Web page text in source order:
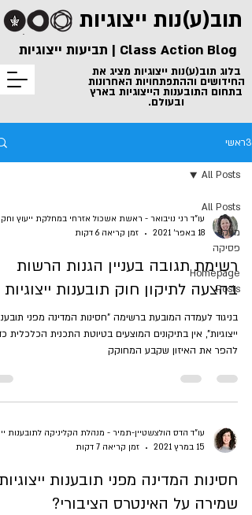
תוב(ע)נות ייצוגיות
בלוג תוב(ע)נות ייצוגיות מציג את
החידושים וההתפתחויות האחרונות
בתחום התובענות הייצוגיות בארץ
ובעולם.
Class Action Blog | תביעות ייצוגיות
3ראשי
All Posts
מעקב
פסיקה
Homepage
Posts
All Posts
18 באפר׳ 2021 זמן קריאה 6 דקות
רשימת תגובה בעניין הגנות הרשות
בהצעה לתיקון חוק תובענות ייצוגיות
בניגוד לעמדה המובעת ברשימה "חסינות המדינה מפני
ייצוגיות", אין בתיקונים המוצעים בטיוטת התכנית הכלכלית
להפר את האיזון שקבע המחוקק
15 במרץ 2021
זמן קריאה 7 דקות
חסינות המדינה מפני תובענות
שמירה על האינטרס הציבורי?